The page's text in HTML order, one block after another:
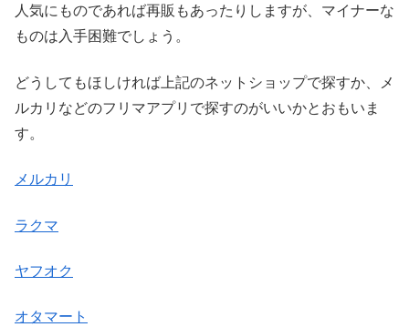
人気にものであれば再販もあったりしますが、マイナーな
ものは入手困難でしょう。
どうしてもほしければ上記のネットショップで探すか、メ
ルカリなどのフリマアプリで探すのがいいかとおもいま
す。
メルカリ
ラクマ
ヤフオク
オタマート